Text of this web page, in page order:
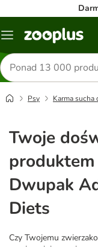
Menu
Szukaj
produktów
Psy Karma sucha
Twoje
produktem
Dwupak
Diets
Czy Twojemu